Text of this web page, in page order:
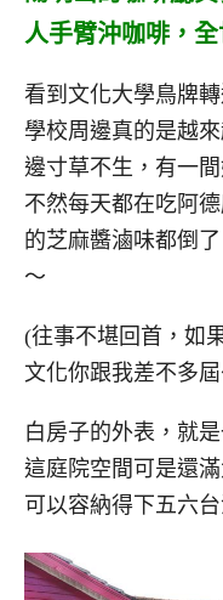
人手臂沖咖啡，
看到文化大學鳥牌
學校周邊真的是越
邊寸草不生，有一
不然每天都在吃阿
的芝麻醬滷味都倒
～
(往事不堪回首，如
文化你跟我差不多
白房子的外表，就
這庭院空間可是還
可以容納得下五六台